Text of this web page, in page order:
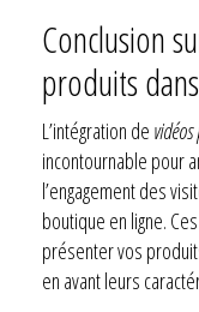
Conclusion
produits
L’intégration de
incontournable pour
l’engagement des
boutique en ligne.
présenter vos
en avant leurs